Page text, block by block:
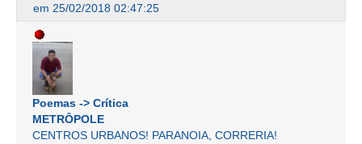
em 25/02/2018 02:47:25
Poemas -> Crítica
METRÔPOLE
CENTROS URBANOS! PARANOIA, CORRERIA!